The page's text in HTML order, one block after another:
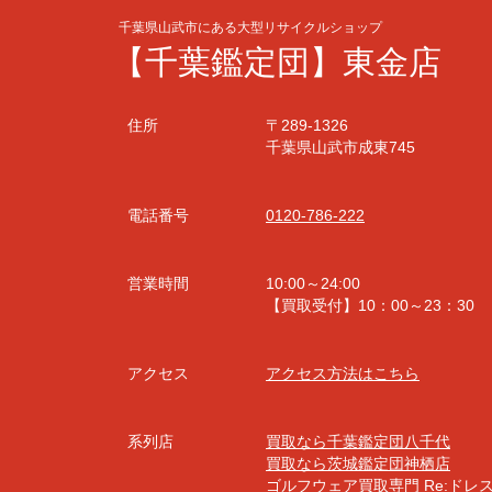
千葉県山武市にある大型リサイクルショップ
【千葉鑑定団】東金店
住所
〒289-1326
千葉県山武市成東745
電話番号 0120-786-222
営業時間
10:00～24:00
【買取受付】10：00～23：30
アクセス アクセス方法はこちら
系列店
買取なら千葉鑑定団八千代
買取なら茨城鑑定団神栖店
ゴルフウェア買取専門 Re:ドレ